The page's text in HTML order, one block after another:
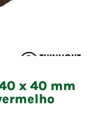
x 40 mm